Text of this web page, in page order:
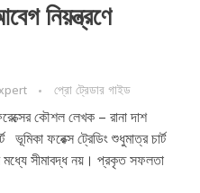
নিয়ন্ত্রণে
প্রো ট্রেডার গাইড
কৌশল লেখক – রানা দাশ
ফরেক্স ট্রেডিং শুধুমাত্র চার্ট
সীমাবদ্ধ নয়। প্রকৃত সফলতা